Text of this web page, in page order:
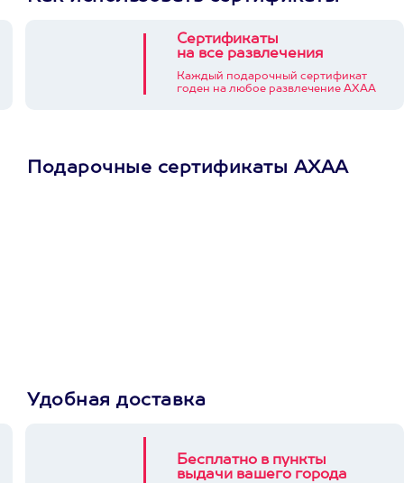
Сертификаты
на все развлечения
Каждый подарочный сертификат
годен на любое развлечение АХАА
Подарочные сертификаты АХАА
Удобная доставка
Бесплатно в пункты
выдачи вашего города